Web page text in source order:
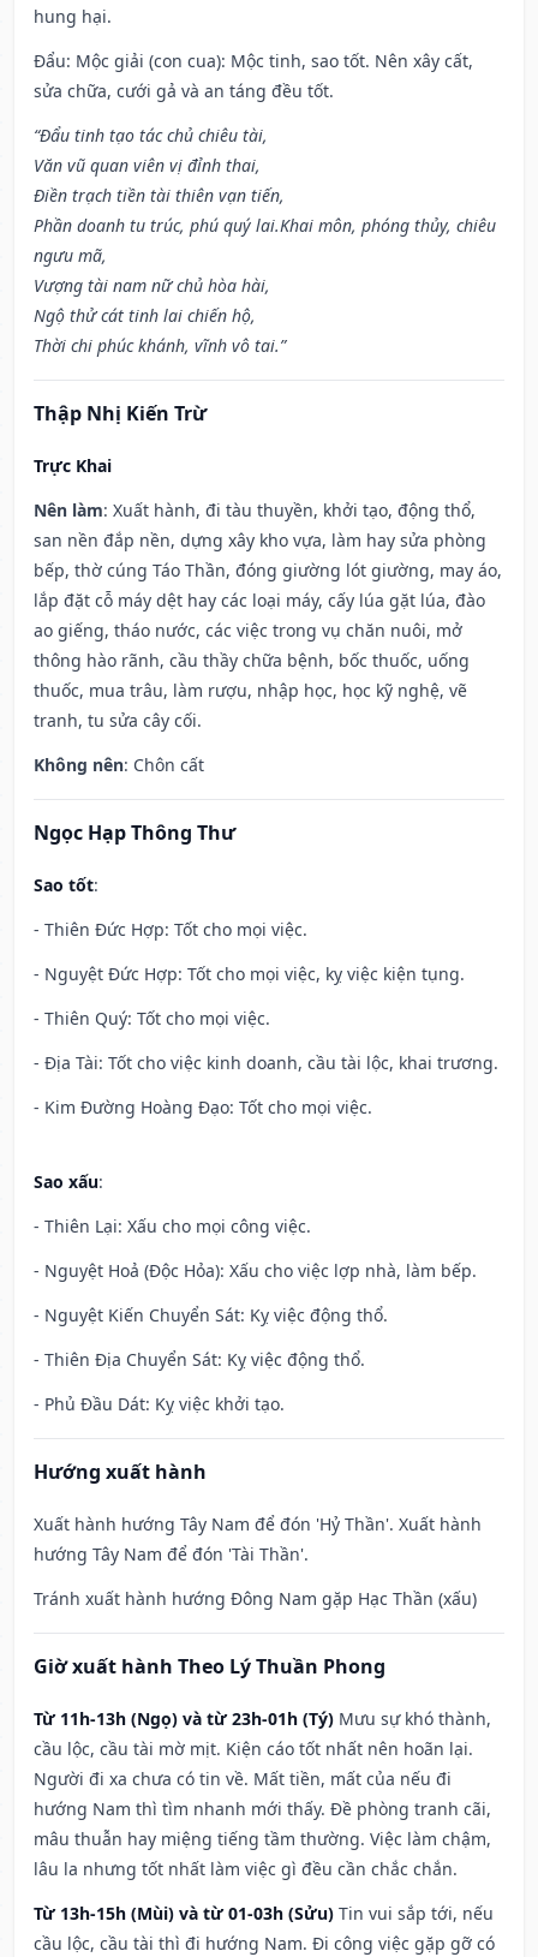
hung hại.
Đẩu: Mộc giải (con cua): Mộc tinh, sao tốt. Nên xây cất,
sửa chữa, cưới gả và an táng đều tốt.
“Đẩu tinh tạo tác chủ chiêu tài,
Văn vũ quan viên vị đỉnh thai,
Điền trạch tiền tài thiên vạn tiến,
Phần doanh tu trúc, phú quý lai.Khai môn, phóng thủy, chiêu
ngưu mã,
Vượng tài nam nữ chủ hòa hài,
Ngộ thử cát tinh lai chiến hộ,
Thời chi phúc khánh, vĩnh vô tai.”
Thập Nhị Kiến Trừ
Trực Khai
Nên làm: Xuất hành, đi tàu thuyền, khởi tạo, động thổ,
san nền đắp nền, dựng xây kho vựa, làm hay sửa phòng
bếp, thờ cúng Táo Thần, đóng giường lót giường, may áo,
lắp đặt cỗ máy dệt hay các loại máy, cấy lúa gặt lúa, đào
ao giếng, tháo nước, các việc trong vụ chăn nuôi, mở
thông hào rãnh, cầu thầy chữa bệnh, bốc thuốc, uống
thuốc, mua trâu, làm rượu, nhập học, học kỹ nghệ, vẽ
tranh, tu sửa cây cối.
Không nên: Chôn cất
Ngọc Hạp Thông Thư
Sao tốt:
- Thiên Đức Hợp: Tốt cho mọi việc.
- Nguyệt Đức Hợp: Tốt cho mọi việc, kỵ việc kiện tụng.
- Thiên Quý: Tốt cho mọi việc.
- Địa Tài: Tốt cho việc kinh doanh, cầu tài lộc, khai trương.
- Kim Đường Hoàng Đạo: Tốt cho mọi việc.
Sao xấu:
- Thiên Lại: Xấu cho mọi công việc.
- Nguyệt Hoả (Độc Hỏa): Xấu cho việc lợp nhà, làm bếp.
- Nguyệt Kiến Chuyển Sát: Kỵ việc động thổ.
- Thiên Địa Chuyển Sát: Kỵ việc động thổ.
- Phủ Đầu Dát: Kỵ việc khởi tạo.
Hướng xuất hành
Xuất hành hướng Tây Nam để đón 'Hỷ Thần'. Xuất hành
hướng Tây Nam để đón 'Tài Thần'.
Tránh xuất hành hướng Đông Nam gặp Hạc Thần (xấu)
Giờ xuất hành Theo Lý Thuần Phong
Từ 11h-13h (Ngọ) và từ 23h-01h (Tý) Mưu sự khó thành,
cầu lộc, cầu tài mờ mịt. Kiện cáo tốt nhất nên hoãn lại.
Người đi xa chưa có tin về. Mất tiền, mất của nếu đi
hướng Nam thì tìm nhanh mới thấy. Đề phòng tranh cãi,
mâu thuẫn hay miệng tiếng tầm thường. Việc làm chậm,
lâu la nhưng tốt nhất làm việc gì đều cần chắc chắn.
Từ 13h-15h (Mùi) và từ 01-03h (Sửu) Tin vui sắp tới, nếu
cầu lộc, cầu tài thì đi hướng Nam. Đi công việc gặp gỡ có